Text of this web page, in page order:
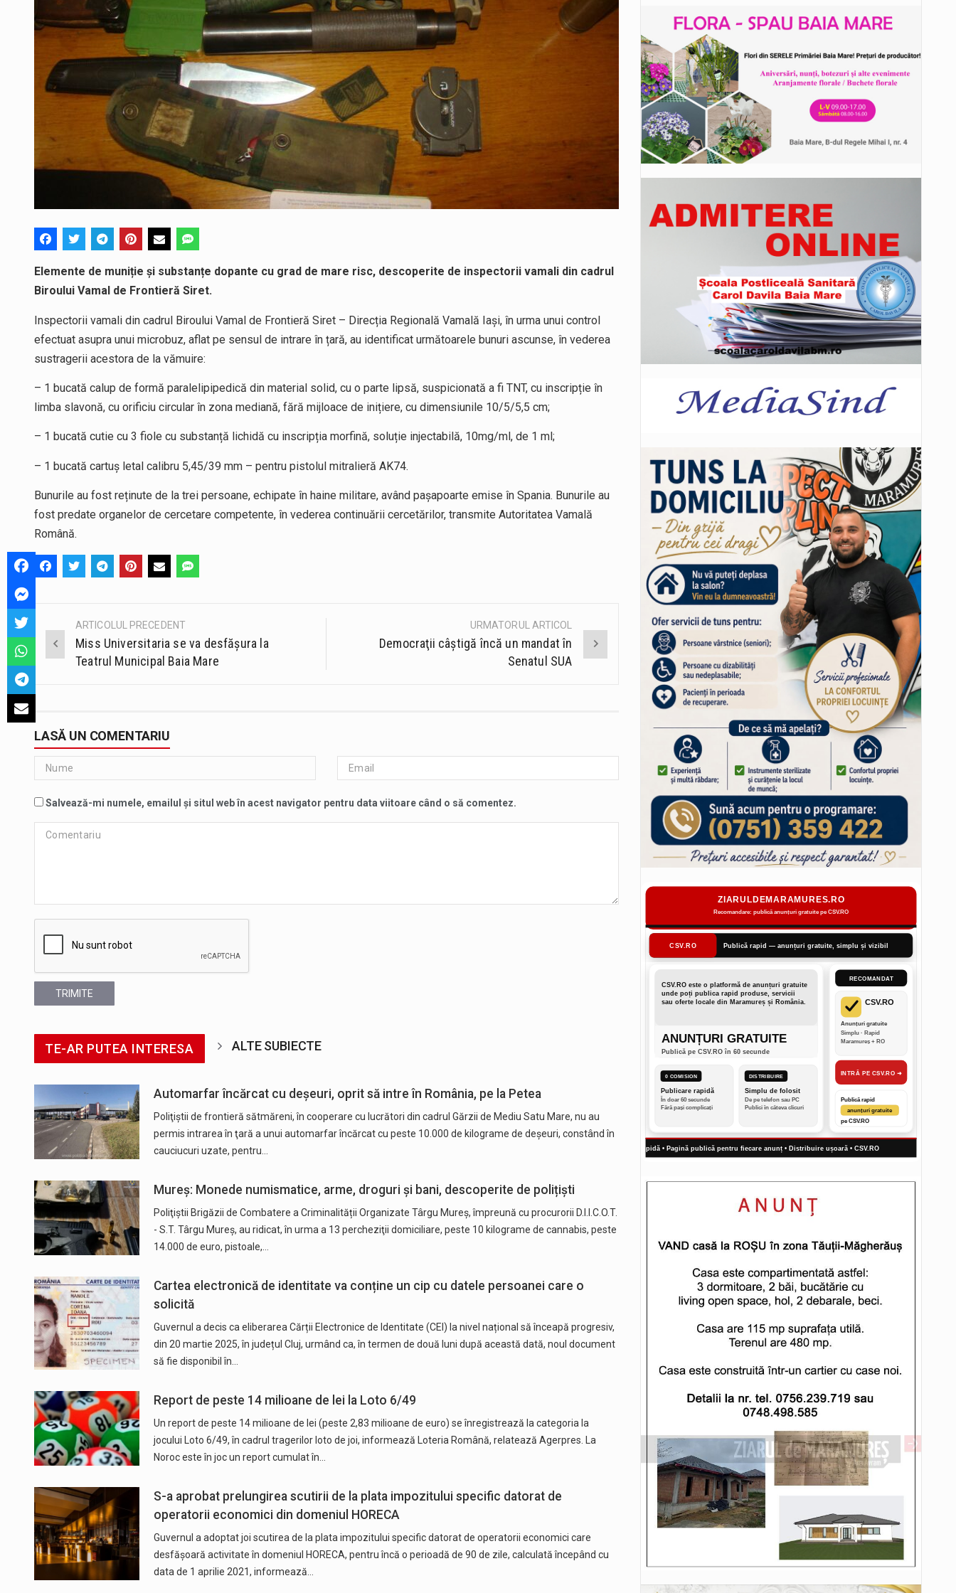
Elemente de muniție și substanțe dopante cu grad de mare risc, descoperite de inspectorii vamali din cadrul
Biroului Vamal de Frontieră Siret.
Inspectorii vamali din cadrul Biroului Vamal de Frontieră Siret – Direcția Regională Vamală Iași, în urma unui control
efectuat asupra unui microbuz, aflat pe sensul de intrare în țară, au identificat următoarele bunuri ascunse, în vederea
sustragerii acestora de la vămuire:
– 1 bucată calup de formă paralelipipedică din material solid, cu o parte lipsă, suspicionată a fi TNT, cu inscripție în
limba slavonă, cu orificiu circular în zona mediană, fără mijloace de inițiere, cu dimensiunile 10/5/5,5 cm;
– 1 bucată cutie cu 3 fiole cu substanță lichidă cu inscripția morfină, soluție injectabilă, 10mg/ml, de 1 ml;
– 1 bucată cartuș letal calibru 5,45/39 mm – pentru pistolul mitralieră AK74.
Bunurile au fost reținute de la trei persoane, echipate în haine militare, având pașapoarte emise în Spania. Bunurile au
fost predate organelor de cercetare competente, în vederea continuării cercetărilor, transmite Autoritatea Vamală
Română.
Post
navigation
ARTICOLUL PRECEDENT
Miss Universitaria se va desfășura la
Teatrul Municipal Baia Mare
URMATORUL ARTICOL
Democraţii câştigă încă un mandat în
Senatul SUA
LASĂ UN COMENTARIU
Salvează-mi numele, emailul și situl web în acest navigator pentru data viitoare când o să comentez.
TRIMITE
TE-AR PUTEA INTERESA ALTE SUBIECTE
Automarfar încărcat cu deșeuri, oprit să intre în România, pe la Petea
Poliţiştii de frontieră sătmăreni, în cooperare cu lucrători din cadrul Gărzii de Mediu Satu Mare, nu au
permis intrarea în ţară a unui automarfar încărcat cu peste 10.000 de kilograme de deșeuri, constând în
cauciucuri uzate, pentru…
Mureș: Monede numismatice, arme, droguri și bani, descoperite de polițiști
Poliţiştii Brigăzii de Combatere a Criminalității Organizate Târgu Mureş, împreună cu procurorii D.I.I.C.O.T.
- S.T. Târgu Mureş, au ridicat, în urma a 13 percheziţii domiciliare, peste 10 kilograme de cannabis, peste
14.000 de euro, pistoale,…
Cartea electronică de identitate va conține un cip cu datele persoanei care o
solicită
Guvernul a decis ca eliberarea Cărții Electronice de Identitate (CEI) la nivel național să înceapă progresiv,
din 20 martie 2025, în județul Cluj, urmând ca, în termen de două luni după această dată, noul document
să fie disponibil în…
Report de peste 14 milioane de lei la Loto 6/49
Un report de peste 14 milioane de lei (peste 2,83 milioane de euro) se înregistrează la categoria Ia
jocului Loto 6/49, în cadrul tragerilor loto de joi, informează Loteria Română, relatează Agerpres. La
Noroc este în joc un report cumulat în…
S-a aprobat prelungirea scutirii de la plata impozitului specific datorat de
operatorii economici din domeniul HORECA
Guvernul a adoptat joi scutirea de la plata impozitului specific datorat de operatorii economici care
desfăşoară activitate în domeniul HORECA, pentru încă o perioadă de 90 de zile, calculată începând cu
data de 1 aprilie 2021, informează…